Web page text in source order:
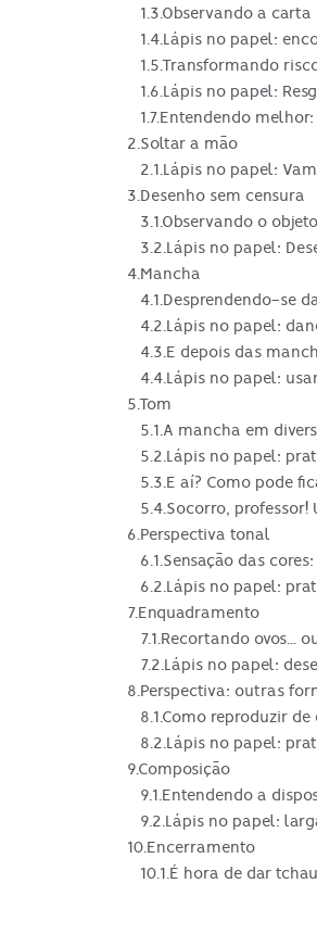
1.3.Observando a carta
1.4.Lápis no papel:
1.5.Transformando
1.6.Lápis no papel:
1.7.Entendendo
2.Soltar a mão
2.1.Lápis no papel:
3.Desenho sem censura
3.1.Observando o objeto
3.2.Lápis no papel:
4.Mancha
4.1.Desprendendo-se
4.2.Lápis no papel:
4.3.E depois das
4.4.Lápis no papel:
5.Tom
5.1.A mancha em
5.2.Lápis no papel:
5.3.E aí? Como pode
5.4.Socorro,
6.Perspectiva tonal
6.1.Sensação das
6.2.Lápis no papel:
7.Enquadramento
7.1.Recortando ovos...
7.2.Lápis no papel:
8.Perspectiva: outras
8.1.Como reproduzir
8.2.Lápis no papel:
9.Composição
9.1.Entendendo a
9.2.Lápis no papel:
10.Encerramento
10.1.É hora de dar